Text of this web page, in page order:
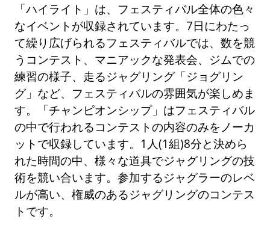
「ハイライト」は、フェスティバル全体の色々
なイベントが収録されています。7日にわたっ
て繰り広げられるフェスティバルでは、数を競
うコンテスト、マニアックな発表会、ジムでの
練習の様子、走るジャグリング「ジョグリン
グ」など、フェスティバルの雰囲気が楽しめま
す。「チャンピオンシップ」はフェスティバル
の中で行われるコンテストの内容のみをノーカ
ットで収録しています。1人(1組)8分と決めら
れた時間の中、様々な道具でジャグリングの技
術を競い合います。参加するジャグラーのレベ
ルが高い、権威のあるジャグリングのコンテス
トです。